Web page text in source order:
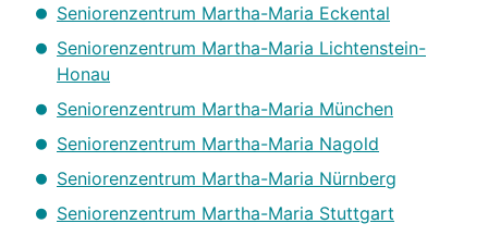
Seniorenzentrum Martha-Maria Eckental
Seniorenzentrum Martha-Maria Lichtenstein-
Honau
Seniorenzentrum Martha-Maria München
Seniorenzentrum Martha-Maria Nagold
Seniorenzentrum Martha-Maria Nürnberg
Seniorenzentrum Martha-Maria Stuttgart